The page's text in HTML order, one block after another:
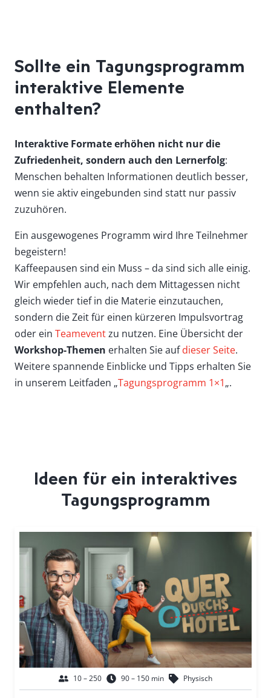
Sollte ein Tagungsprogramm
interaktive Elemente
enthalten?
Interaktive Formate erhöhen nicht nur die
Zufriedenheit, sondern auch den Lernerfolg:
Menschen behalten Informationen deutlich besser,
wenn sie aktiv eingebunden sind statt nur passiv
zuzuhören​.
Ein ausgewogenes Programm wird Ihre Teilnehmer
begeistern!
Kaffeepausen sind ein Muss – da sind sich alle einig.
Wir empfehlen auch, nach dem Mittagessen nicht
gleich wieder tief in die Materie einzutauchen,
sondern die Zeit für einen kürzeren Impulsvortrag
oder ein Teameventzu nutzen. Eine Übersicht der
Workshop-Themen erhalten Sie aufdieser Seite.
Weitere spannende Einblicke und Tipps erhalten Sie
in unserem Leitfaden „Tagungsprogramm 1×1„.
Ideen für ein interaktives
Tagungsprogramm
10 – 250 90 – 150 min Physisch